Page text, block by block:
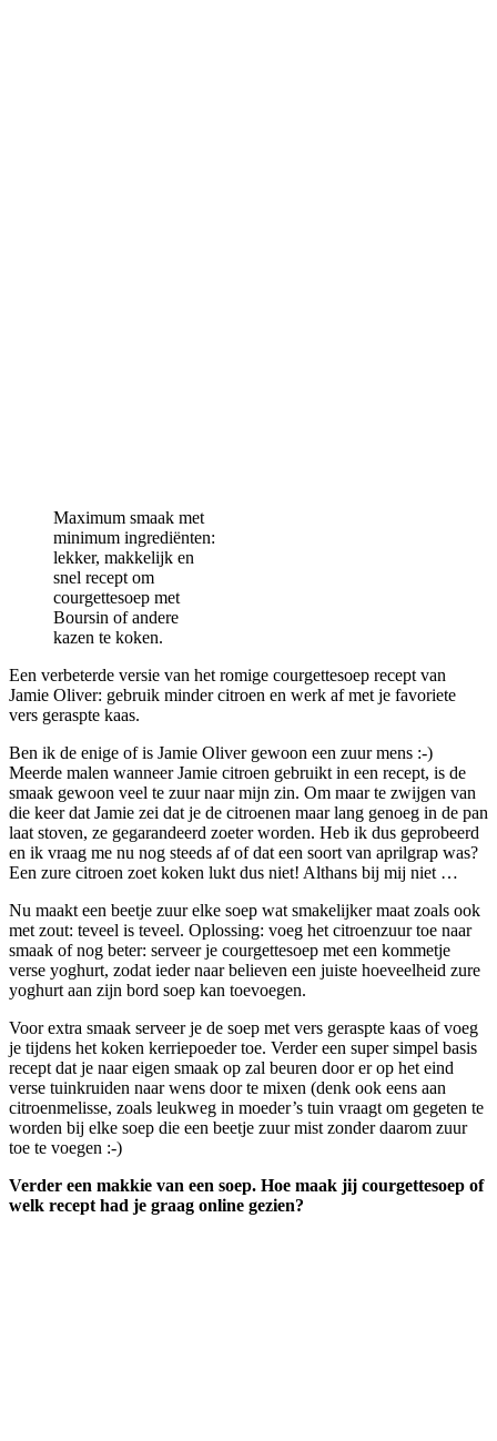
Maximum smaak met
minimum ingrediënten:
lekker, makkelijk en
snel recept om
courgettesoep met
Boursin of andere
kazen te koken.
Een verbeterde versie van het romige courgettesoep recept van
Jamie Oliver: gebruik minder citroen en werk af met je favoriete
vers geraspte kaas.
Ben ik de enige of is Jamie Oliver gewoon een zuur mens :-)
Meerde malen wanneer Jamie citroen gebruikt in een recept, is de
smaak gewoon veel te zuur naar mijn zin. Om maar te zwijgen van
die keer dat Jamie zei dat je de citroenen maar lang genoeg in de pan
laat stoven, ze gegarandeerd zoeter worden. Heb ik dus geprobeerd
en ik vraag me nu nog steeds af of dat een soort van aprilgrap was?
Een zure citroen zoet koken lukt dus niet! Althans bij mij niet …
Nu maakt een beetje zuur elke soep wat smakelijker maat zoals ook
met zout: teveel is teveel. Oplossing: voeg het citroenzuur toe naar
smaak of nog beter: serveer je courgettesoep met een kommetje
verse yoghurt, zodat ieder naar believen een juiste hoeveelheid zure
yoghurt aan zijn bord soep kan toevoegen.
Voor extra smaak serveer je de soep met vers geraspte kaas of voeg
je tijdens het koken kerriepoeder toe. Verder een super simpel basis
recept dat je naar eigen smaak op zal beuren door er op het eind
verse tuinkruiden naar wens door te mixen (denk ook eens aan
citroenmelisse, zoals leukweg in moeder’s tuin vraagt om gegeten te
worden bij elke soep die een beetje zuur mist zonder daarom zuur
toe te voegen :-)
Verder een makkie van een soep. Hoe maak jij courgettesoep of
welk recept had je graag online gezien?